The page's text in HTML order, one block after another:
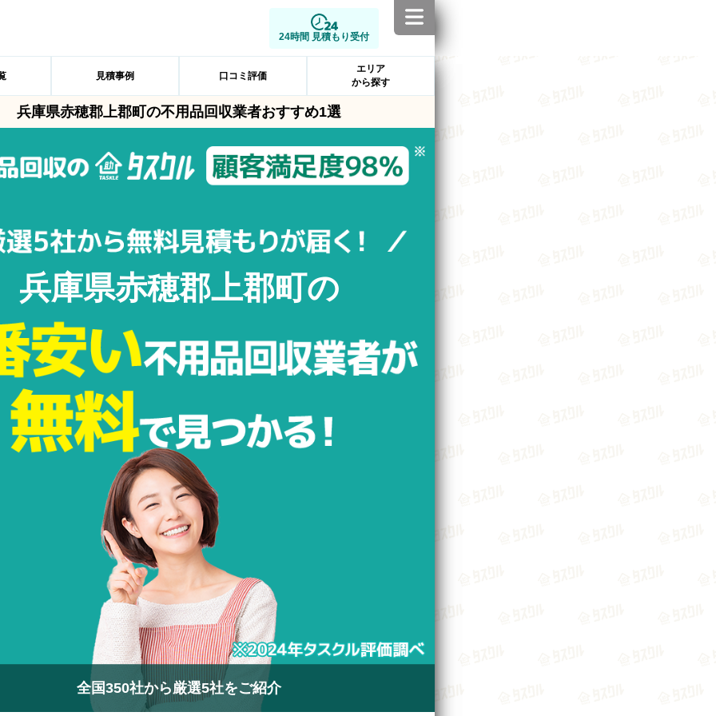
24時間 見積もり受付
見積事例 口コミ評価
エリア
から探す
兵庫県赤穂郡上郡町の不用品回収業者おすすめ1選
兵庫県赤穂郡上郡町の
全国350社から厳選5社をご紹介